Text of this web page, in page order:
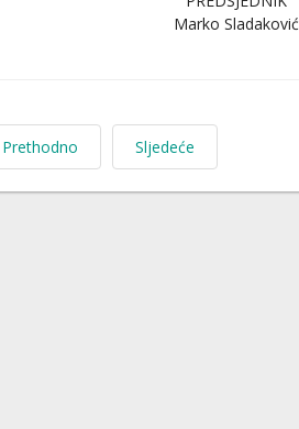
Marko Sladaković
Prethodno Sljedeće